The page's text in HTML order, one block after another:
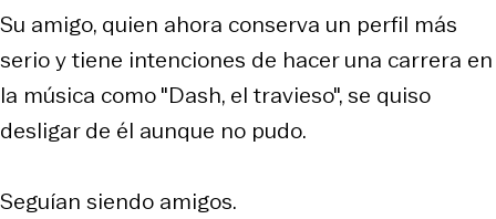
Su amigo, quien ahora conserva un perfil más
serio y tiene intenciones de hacer una carrera en
la música como "Dash, el travieso", se quiso
desligar de él aunque no pudo.
Seguían siendo amigos.